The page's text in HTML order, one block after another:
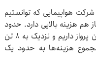
شرکت هواپیمایی که توانستیم
هم هزینه بالایی دارد. حدود
۳۶ بلیت بیزینس و امکانات خوب در این پرواز داریم و نزدیک به ۸ تن
هزینه‌ها به حدود یک